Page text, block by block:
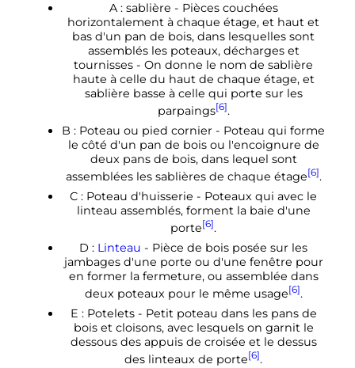
A : sablière - Pièces couchées
horizontalement à chaque étage, et haut et
bas d'un pan de bois, dans lesquelles sont
assemblés les poteaux, décharges et
tournisses - On donne le nom de sablière
haute à celle du haut de chaque étage, et
sablière basse à celle qui porte sur les
parpaings[6].
B : Poteau ou pied cornier - Poteau qui forme
le côté d'un pan de bois ou l'encoignure de
deux pans de bois, dans lequel sont
assemblées les sablières de chaque étage[6].
C : Poteau d'huisserie - Poteaux qui avec le
linteau assemblés, forment la baie d'une
porte[6].
D : Linteau - Pièce de bois posée sur les
jambages d'une porte ou d'une fenêtre pour
en former la fermeture, ou assemblée dans
deux poteaux pour le même usage[6].
E : Potelets - Petit poteau dans les pans de
bois et cloisons, avec lesquels on garnit le
dessous des appuis de croisée et le dessus
des linteaux de porte[6].